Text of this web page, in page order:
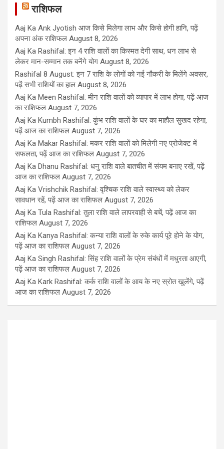
राशिफल
Aaj Ka Ank Jyotish आज किसे मिलेगा लाभ और किसे होगी हानि, पढ़ें
अपना अंक राशिफल August 8, 2026
Aaj Ka Rashifal: इन 4 राशि वालों का किस्मत देगी साथ, धन लाभ से
लेकर मान-सम्मान तक बनेंगे योग August 8, 2026
Rashifal 8 August: इन 7 राशि के लोगों को नई नौकरी के मिलेंगे अवसर,
पढ़ें सभी राशियों का हाल August 8, 2026
Aaj Ka Meen Rashifal: मीन राशि वालों को व्यापार में लाभ होगा, पढ़ें आज
का राशिफल August 7, 2026
Aaj Ka Kumbh Rashifal: कुंभ राशि वालों के घर का माहौल सुखद रहेगा,
पढ़ें आज का राशिफल August 7, 2026
Aaj Ka Makar Rashifal: मकर राशि वालों को मिलेगी नए प्रोजेक्ट में
सफलता, पढ़ें आज का राशिफल August 7, 2026
Aaj Ka Dhanu Rashifal: धनु राशि वाले बातचीत में संयम बनाए रखें, पढ़ें
आज का राशिफल August 7, 2026
Aaj Ka Vrishchik Rashifal: वृश्चिक राशि वाले स्वास्थ्य को लेकर
सावधान रहें, पढ़ें आज का राशिफल August 7, 2026
Aaj Ka Tula Rashifal: तुला राशि वाले लापरवाही से बचें, पढ़ें आज का
राशिफल August 7, 2026
Aaj Ka Kanya Rashifal: कन्या राशि वालों के रुके कार्य पूरे होने के योग,
पढ़ें आज का राशिफल August 7, 2026
Aaj Ka Singh Rashifal: सिंह राशि वालों के प्रेम संबंधों में मधुरता आएगी,
पढ़ें आज का राशिफल August 7, 2026
Aaj Ka Kark Rashifal: कर्क राशि वालों के आय के नए स्रोत खुलेंगे, पढ़ें
आज का राशिफल August 7, 2026